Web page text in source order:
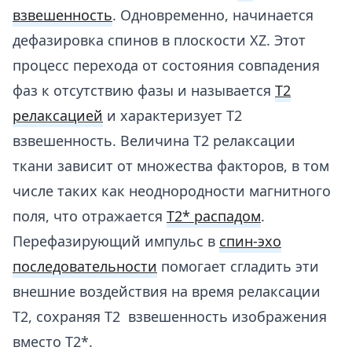
взвешенность. Одновременно, начинается
дефазировка спинов в плоскости XZ. Этот
процесс перехода от состояния совпадения
фаз к отсутствию фазы и называется T2
релаксацией и характеризует Т2
взвешенность. Величина Т2 релаксации
ткани зависит от множества факторов, в том
числе таких как неоднородности магнитного
поля, что отражается Т2* распадом.
Перефазирующий импульс в спин-эхо
последовательности помогает сгладить эти
внешние воздействия на время релаксации
Т2, сохраняя T2 взвешенность изображения
вместо T2*.